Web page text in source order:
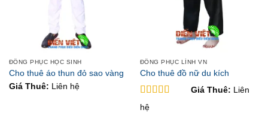
ĐỒNG PHỤC HỌC SINH
Cho thuê áo thun đỏ sao vàng
Giá Thuê:
Liên hệ
ĐỒNG PHỤC LÍNH VN
Cho thuê đồ nữ du kích
Được xếp
hạng
Giá Thuê: Liên
hệ